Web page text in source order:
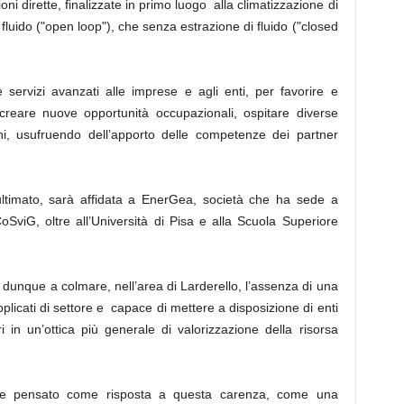
dirette, finalizzate in primo luogo alla climatizzazione di
("open loop"), che senza estrazione di fluido ("closed
servizi avanzati alle imprese e agli enti, per favorire e
nuove opportunità occupazionali, ospitare diverse
usufruendo dell’apporto delle competenze dei partner
sarà affidata a EnerGea, società che ha sede a
oltre all’Università di Pisa e alla Scuola Superiore
a colmare, nell’area di Larderello, l’assenza di una
di settore e capace di mettere a disposizione di enti
un’ottica più generale di valorizzazione della risorsa
pensato come risposta a questa carenza, come una